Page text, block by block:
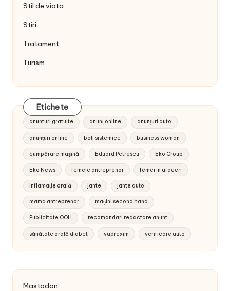
Stil de viata
Stiri
Tratament
Turism
Etichete
anunturi gratuite anunț online anunțuri auto
anunțuri online boli sistemice business woman
cumpărare mașină Eduard Petrescu Eko Group
Eko News femeie antreprenor femei in afaceri
inflamație orală jante jante auto
mama antreprenor mașini second hand
Publicitate OOH recomandari redactare anunt
sănătate orală diabet vadrexim verificare auto
Mastodon